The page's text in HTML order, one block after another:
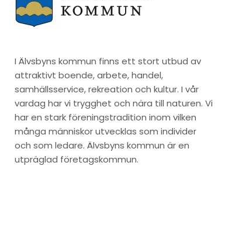
I Älvsbyns kommun finns ett stort utbud av
attraktivt boende, arbete, handel,
samhällsservice, rekreation och kultur. I vår
vardag har vi trygghet och nära till naturen. Vi
har en stark föreningstradition inom vilken
många människor utvecklas som individer
och som ledare. Älvsbyns kommun är en
utpräglad företagskommun.